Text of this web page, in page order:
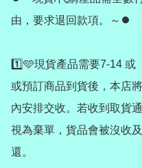
由，要求退回款項。～⏺️
1️⃣🩵現貨產品需要7-14 或
或預訂商品到貨後，本店
內安排交收。若收到取貨
視為棄單，貨品會被沒收
還。